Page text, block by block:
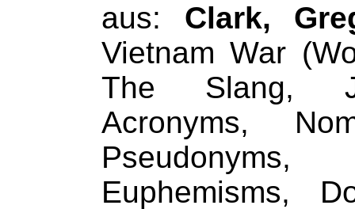
aus: Clark,
Vietnam War
The Slang,
Acronyms,
Euphemisms,